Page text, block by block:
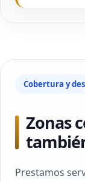
Cobertura y
Zonas
Prestamos